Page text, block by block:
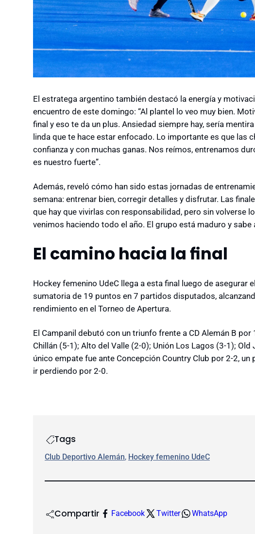
El estratega argentino también destacó la energía y
encuentro de este domingo: “Al plantel lo veo muy bien.
final y eso te da un plus. Ansiedad siempre hay, sería
linda que te hace estar enfocado. Lo importante es que las
confianza y con muchas ganas. Nos reímos, entrenamos
es nuestro fuerte”.
Además, reveló cómo han sido estas jornadas de
semana: entrenar bien, corregir detalles y disfrutar. Las
que hay que vivirlas con responsabilidad, pero sin volverse
venimos haciendo todo el año. El grupo está maduro y sabe
El camino hacia la final
Hockey femenino UdeC llega a esta final luego de asegurar
sumatoria de 19 puntos en 7 partidos disputados,
rendimiento en el Torneo de Apertura.
El Campanil debutó con un triunfo frente a CD Alemán B
Chillán (5-1); Alto del Valle (2-0); Unión Los Lagos (3-1); Old
único empate fue ante Concepción Country Club por 2-2,
ir perdiendo por 2-0.
Tags
Club Deportivo Alemán, Hockey femenino UdeC
Compartir Facebook Twitter WhatsApp